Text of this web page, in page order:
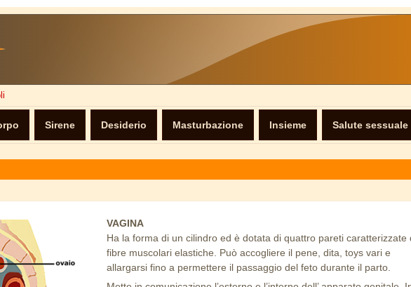
Sirene Desiderio Masturbazione Insieme Salute sessuale
VAGINA
Ha la forma di un cilindro ed è dotata di quattro pareti caratterizzate
fibre muscolari elastiche. Può accogliere il pene, dita, toys vari e
allargarsi fino a permettere il passaggio del feto durante il parto.